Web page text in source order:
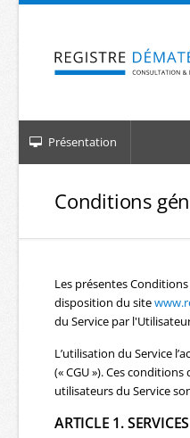
Aller au contenu
Présentation
Conditions
Les présentes
disposition du site
du Service par
L’utilisation du Service
(« CGU »). Ces
utilisateurs du Service
ARTICLE 1.